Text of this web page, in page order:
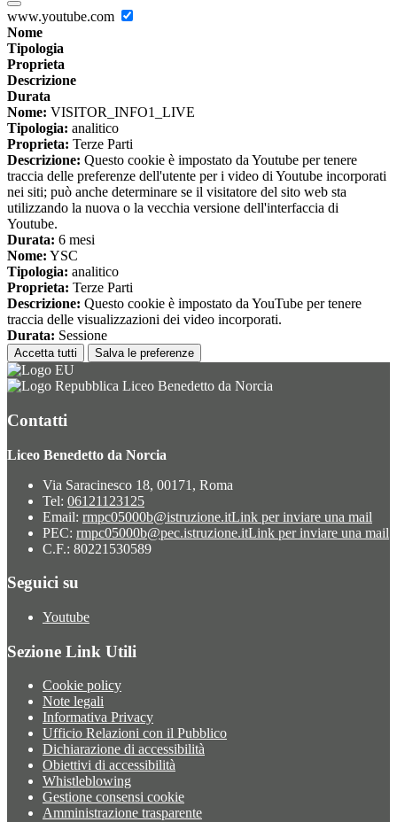
www.youtube.com
Nome
Tipologia
Proprieta
Descrizione
Durata
Nome: VISITOR_INFO1_LIVE
Tipologia: analitico
Proprieta: Terze Parti
Descrizione: Questo cookie è impostato da Youtube per tenere
traccia delle preferenze dell'utente per i video di Youtube incorporati
nei siti; può anche determinare se il visitatore del sito web sta
utilizzando la nuova o la vecchia versione dell'interfaccia di
Youtube.
Durata: 6 mesi
Nome: YSC
Tipologia: analitico
Proprieta: Terze Parti
Descrizione: Questo cookie è impostato da YouTube per tenere
traccia delle visualizzazioni dei video incorporati.
Durata: Sessione
Accetta tutti Salva le preferenze
Liceo Benedetto da Norcia
Contatti
Liceo Benedetto da Norcia
Via Saracinesco 18, 00171, Roma
Tel: 06121123125
Email: rmpc05000b@istruzione.itLink per inviare una mail
PEC: rmpc05000b@pec.istruzione.itLink per inviare una mail
C.F.: 80221530589
Seguici su
Youtube
Sezione Link Utili
Cookie policy
Note legali
Informativa Privacy
Ufficio Relazioni con il Pubblico
Dichiarazione di accessibilità
Obiettivi di accessibilità
Whistleblowing
Gestione consensi cookie
Amministrazione trasparente